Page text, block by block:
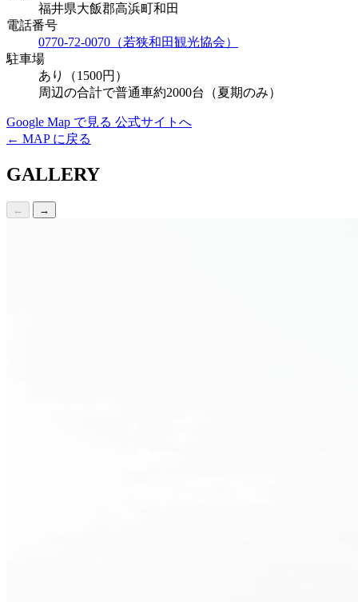
福井県大飯郡高浜町和田
電話番号
0770-72-0070（若狭和田観光協会）
駐車場
あり（1500円）
周辺の合計で普通車約2000台（夏期のみ）
Google Map で見る 公式サイトへ
← MAP に戻る
GALLERY
← →